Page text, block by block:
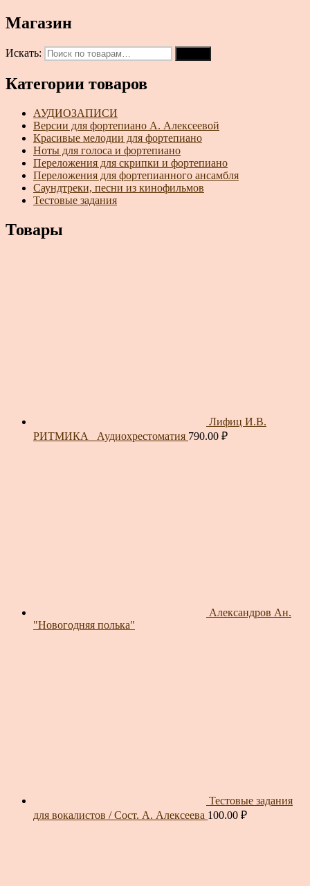
Магазин
Искать:
Категории товаров
АУДИОЗАПИСИ
Версии для фортепиано А. Алексеевой
Красивые мелодии для фортепиано
Ноты для голоса и фортепиано
Переложения для скрипки и фортепиано
Переложения для фортепианного ансамбля
Саундтреки, песни из кинофильмов
Тестовые задания
Товары
Лифиц И.В.
РИТМИКА_ Аудиохрестоматия 790.00 ₽
Александров Ан.
"Новогодняя полька"
Тестовые задания
для вокалистов / Сост. А. Алексеева 100.00 ₽